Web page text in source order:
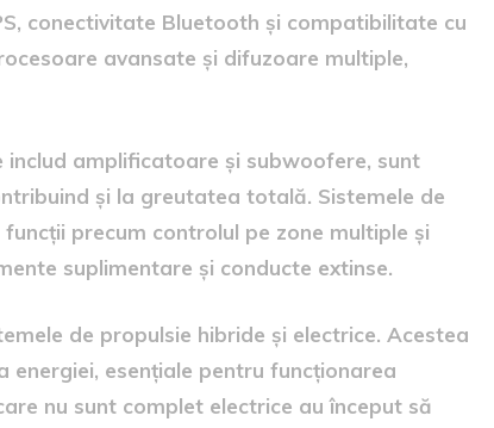
conectivitate Bluetooth și compatibilitate cu
avansate și difuzoare multiple,
amplificatoare și subwoofere, sunt
și la greutatea totală. Sistemele de
precum controlul pe zone multiple și
suplimentare și conducte extinse.
de propulsie hibride și electrice. Acestea
energiei, esențiale pentru funcționarea
nu sunt complet electrice au început să